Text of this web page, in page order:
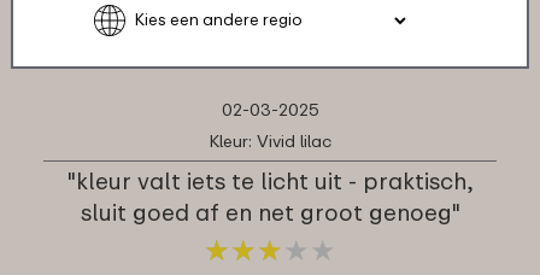
klant van Mepal
02-03-2025
Kleur: Vivid lilac
"kleur valt iets te licht uit - praktisch,
sluit goed af en net groot genoeg"
★★★ ★ ★
★★★ ★ ★